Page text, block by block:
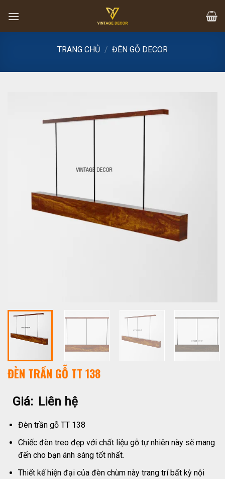
content
TRANG CHỦ / ĐÈN GỖ DECOR
ĐÈN TRẦN GỖ TT 138
Giá: Liên hệ
Đèn trần gỗ TT 138
Chiếc đèn treo đẹp với chất liệu gỗ tự nhiên này sẽ mang
đến cho bạn ánh sáng tốt nhất.
Thiết kế hiện đại của đèn chùm này trang trí bất kỳ nội